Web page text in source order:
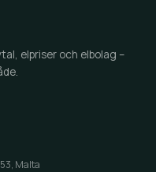
elpriser och elbolag –
Malta